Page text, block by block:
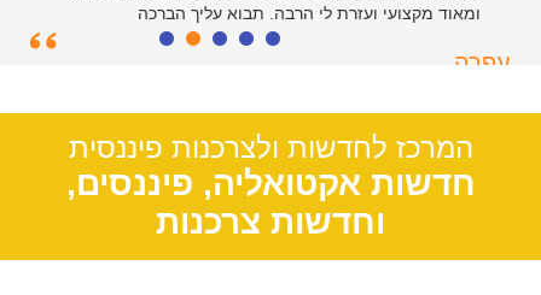
ומאוד מקצועי ועזרת לי הרבה. תבוא עליך הברכה
עפרה
המרכז לחדשות ולצרכנות פיננסית
חדשות אקטואליה, פיננסים,
וחדשות צרכנות